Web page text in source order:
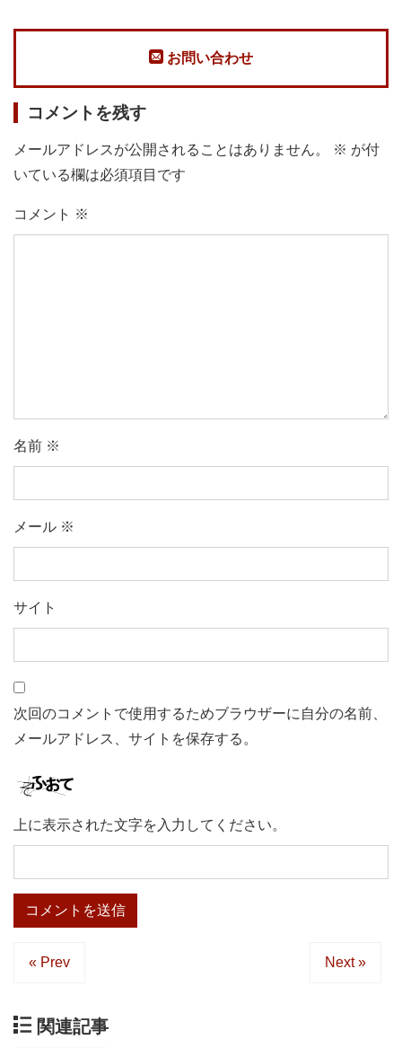
お問い合わせ
コメントを残す
メールアドレスが公開されることはありません。 ※ が付
いている欄は必須項目です
コメント ※
名前 ※
メール ※
サイト
次回のコメントで使用するためブラウザーに自分の名前、
メールアドレス、サイトを保存する。
上に表示された文字を入力してください。
« Prev Next »
関連記事